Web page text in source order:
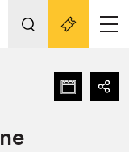
Nos activités